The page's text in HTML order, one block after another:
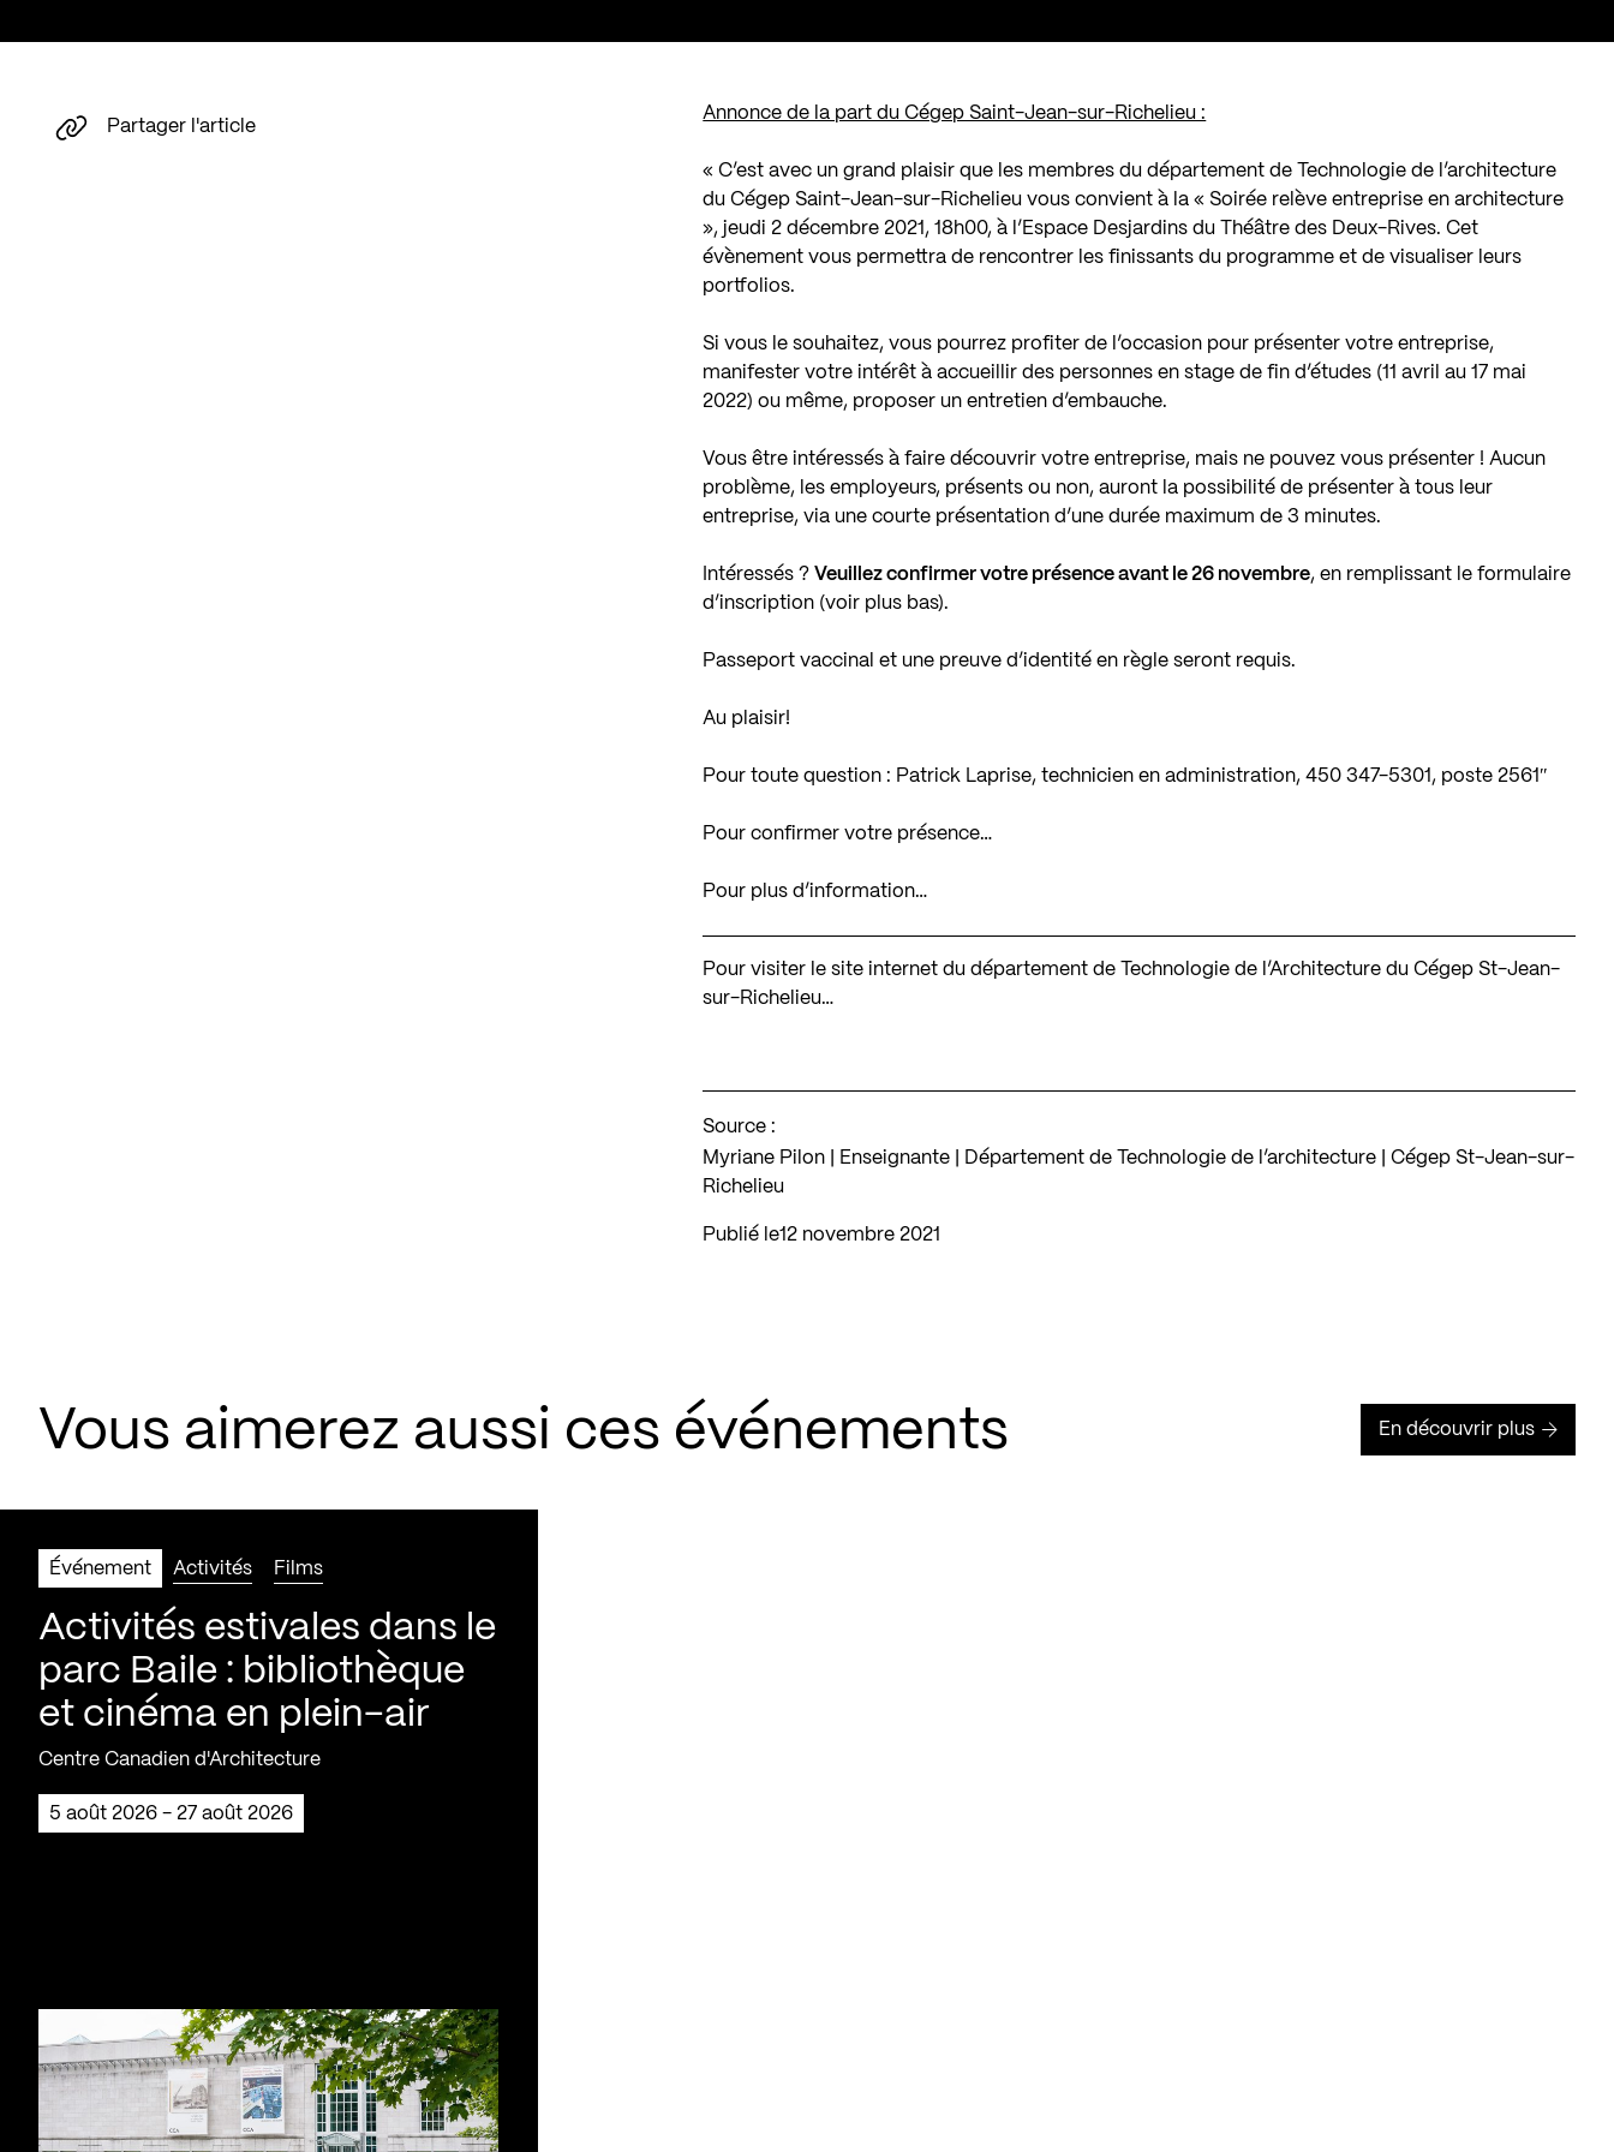
Annonce de la part du Cégep Saint-Jean-sur-Richelieu :
« C’est avec un grand plaisir que les membres du département de Technologie de l’architecture
du Cégep Saint-Jean-sur-Richelieu vous convient à la « Soirée relève entreprise en architecture
», jeudi 2 décembre 2021, 18h00, à l’Espace Desjardins du Théâtre des Deux-Rives. Cet
évènement vous permettra de rencontrer les finissants du programme et de visualiser leurs
portfolios.
Si vous le souhaitez, vous pourrez profiter de l’occasion pour présenter votre entreprise,
manifester votre intérêt à accueillir des personnes en stage de fin d’études (11 avril au 17 mai
2022) ou même, proposer un entretien d’embauche.
Vous être intéressés à faire découvrir votre entreprise, mais ne pouvez vous présenter ! Aucun
problème, les employeurs, présents ou non, auront la possibilité de présenter à tous leur
entreprise, via une courte présentation d’une durée maximum de 3 minutes.
Intéressés ?Veuillez confirmer votre présence avant le 26 novembre, en remplissant le formulaire
d’inscription (voir plus bas).
Passeport vaccinal et une preuve d’identité en règle seront requis.
Au plaisir!
Pour toute question : Patrick Laprise, technicien en administration, 450 347-5301, poste 2561″
Pour confirmer votre présence…
Pour plus d’information…
Pour visiter le site internet du département de Technologie de l’Architecture du Cégep St-Jean-
sur-Richelieu…
Source :
Myriane Pilon | Enseignante | Département de Technologie de l’architecture | Cégep St-Jean-sur-
Richelieu
Publié le 12 novembre 2021
Partager l'article
Vous aimerez aussi ces événements En découvrir plus
Événement Activités Films
Activités estivales dans le
parc Baile : bibliothèque
et cinéma en plein-air
Centre Canadien d'Architecture
5 août 2026 - 27 août 2026